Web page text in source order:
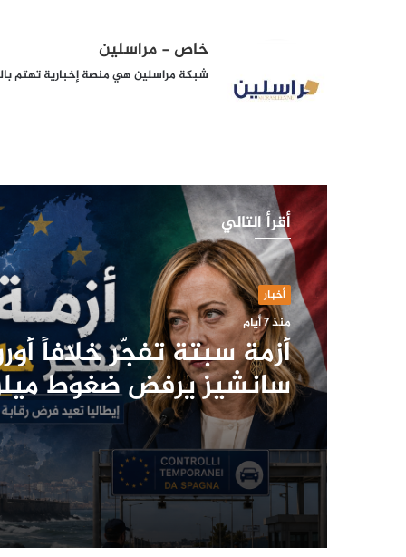
خاص - مراسلين
شبكة مراسلين هي منصة إخبارية تهتم
أقرأ التالي
أخبار
منذ 7 أيام
أزمة سبتة تفجّر خلافاً
سانشيز يرفض ضغوط
ويحذّر من انقسام الاتحاد
الأوروبي